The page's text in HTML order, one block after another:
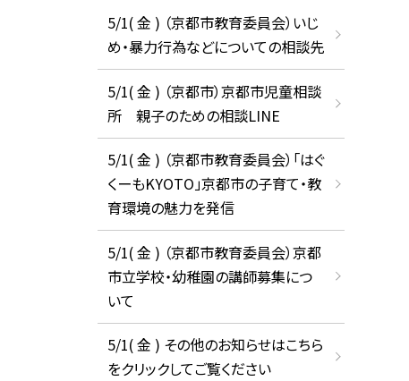
5/1( 金 ) （京都市教育委員会）いじ
め・暴力行為などについての相談先
5/1( 金 ) （京都市）京都市児童相談
所 親子のための相談LINE
5/1( 金 ) （京都市教育委員会）「はぐ
くーもKYOTO」京都市の子育て・教
育環境の魅力を発信
5/1( 金 ) （京都市教育委員会）京都
市立学校・幼稚園の講師募集につ
いて
5/1( 金 ) その他のお知らせはこちら
をクリックしてご覧ください